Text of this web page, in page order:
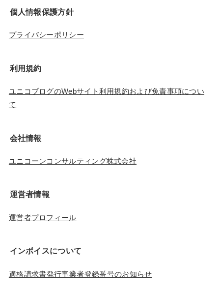
個人情報保護方針
プライバシーポリシー
利用規約
ユニコブログのWebサイト利用規約および免責事項につい
て
会社情報
ユニコーンコンサルティング株式会社
運営者情報
運営者プロフィール
インボイスについて
適格請求書発行事業者登録番号のお知らせ